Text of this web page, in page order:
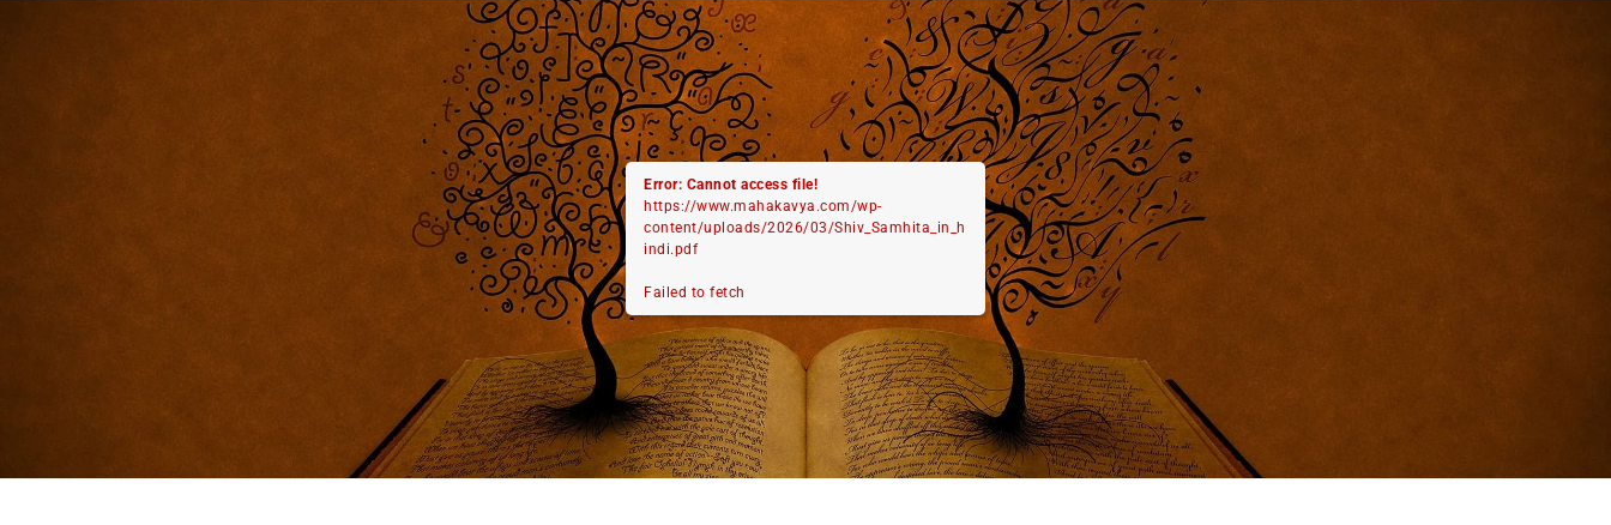
Error: Cannot access file!
https://www.mahakavya.com/wp-
content/uploads/2026/03/Shiv_Samhita_in_h
indi.pdf
Failed to fetch